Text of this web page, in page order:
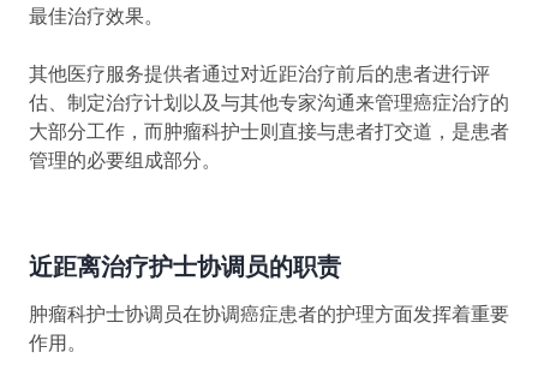
最佳治疗效果。
其他医疗服务提供者通过对近距治疗前后的患者进行评
估、制定治疗计划以及与其他专家沟通来管理癌症治疗的
大部分工作，而肿瘤科护士则直接与患者打交道，是患者
管理的必要组成部分。
近距离治疗护士协调员的职责
肿瘤科护士协调员在协调癌症患者的护理方面发挥着重要
作用。